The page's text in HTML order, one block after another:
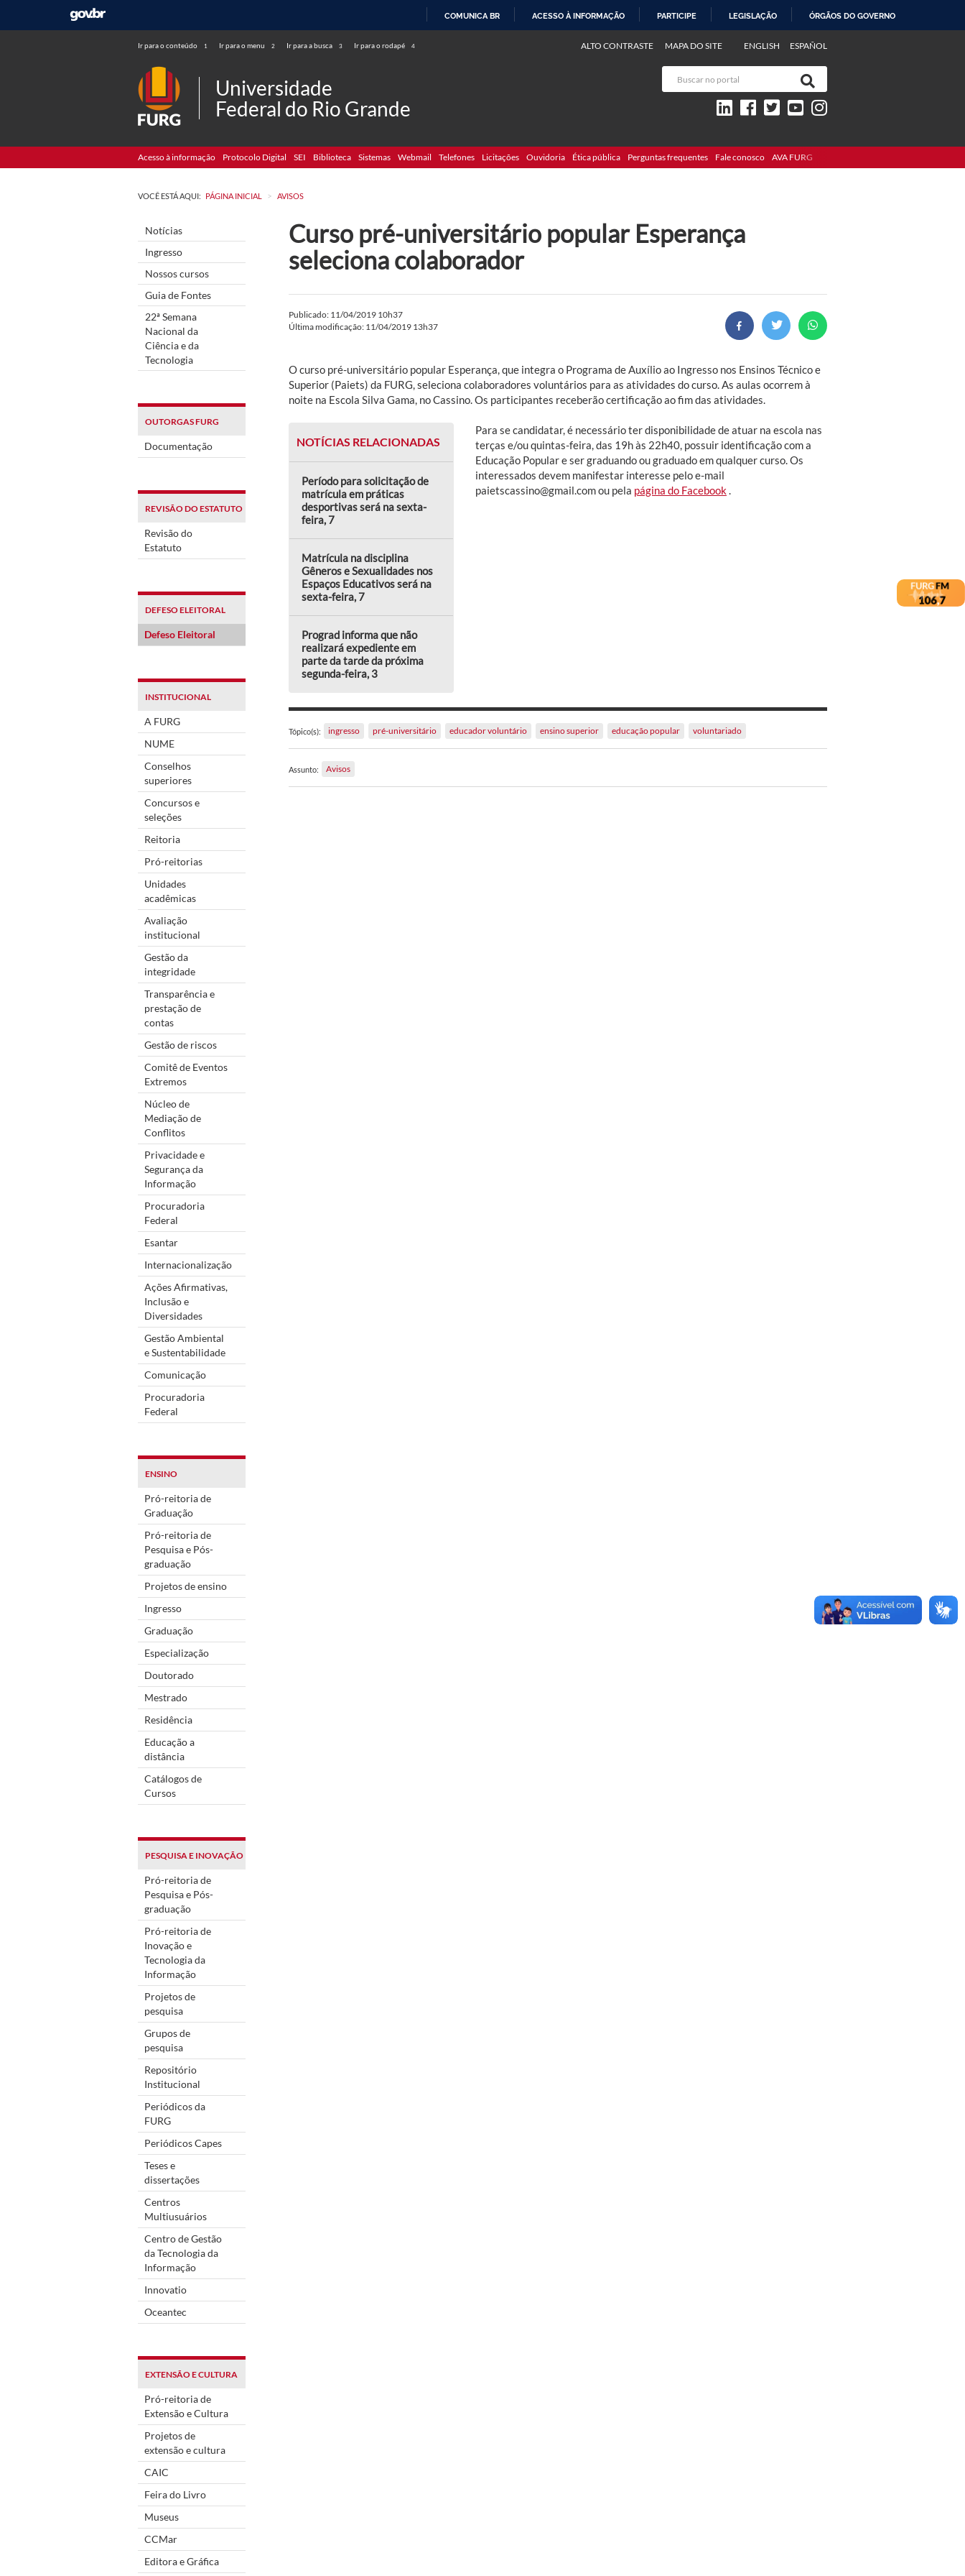
COMUNICA BR ACESSO À INFORMAÇÃO PARTICIPE LEGISLAÇÃO ÓRGÃOS DO GOVERNO
Ir para o conteúdo 1 Ir para o menu 2 Ir para a busca 3 Ir para o rodapé 4 ENGLISH ESPAÑOL
ALTO CONTRASTE MAPA DO SITE
Universidade
Federal do Rio Grande
Acesso à informação Protocolo Digital SEI Biblioteca Sistemas Webmail Telefones Licitações Ouvidoria Ética pública Perguntas frequentes Fale conosco AVA FURG
VOCÊ ESTÁ AQUI: PÁGINA INICIAL > AVISOS
Notícias
Ingresso
Nossos cursos
Guia de Fontes
22ª Semana
Nacional da
Ciência e da
Tecnologia
OUTORGAS FURG
Documentação
REVISÃO DO ESTATUTO
Revisão do
Estatuto
DEFESO ELEITORAL
Defeso Eleitoral
INSTITUCIONAL
A FURG
NUME
Conselhos
superiores
Concursos e
seleções
Reitoria
Pró-reitorias
Unidades
acadêmicas
Avaliação
institucional
Gestão da
integridade
Transparência e
prestação de
contas
Gestão de riscos
Comitê de Eventos
Extremos
Núcleo de
Mediação de
Conflitos
Privacidade e
Segurança da
Informação
Procuradoria
Federal
Esantar
Internacionalização
Ações Afirmativas,
Inclusão e
Diversidades
Gestão Ambiental
e Sustentabilidade
Comunicação
Procuradoria
Federal
ENSINO
Pró-reitoria de
Graduação
Pró-reitoria de
Pesquisa e Pós-
graduação
Projetos de ensino
Ingresso
Graduação
Especialização
Doutorado
Mestrado
Residência
Educação a
distância
Catálogos de
Cursos
PESQUISA E INOVAÇÃO
Pró-reitoria de
Pesquisa e Pós-
graduação
Pró-reitoria de
Inovação e
Tecnologia da
Informação
Projetos de
pesquisa
Grupos de
pesquisa
Repositório
Institucional
Periódicos da
FURG
Periódicos Capes
Teses e
dissertações
Centros
Multiusuários
Centro de Gestão
da Tecnologia da
Informação
Innovatio
Oceantec
EXTENSÃO E CULTURA
Pró-reitoria de
Extensão e Cultura
Projetos de
extensão e cultura
CAIC
Feira do Livro
Museus
CCMar
Editora e Gráfica
Curso pré-universitário popular Esperança
seleciona colaborador
Publicado: 11/04/2019 10h37
Última modificação: 11/04/2019 13h37
O curso pré-universitário popular Esperança, que integra o Programa de Auxílio ao Ingresso nos Ensinos Técnico e
Superior (Paiets) da FURG, seleciona colaboradores voluntários para as atividades do curso. As aulas ocorrem à
noite na Escola Silva Gama, no Cassino. Os participantes receberão certificação ao fim das atividades.
NOTÍCIAS RELACIONADAS
Período para solicitação de
matrícula em práticas
desportivas será na sexta-
feira, 7
Matrícula na disciplina
Gêneros e Sexualidades nos
Espaços Educativos será na
sexta-feira, 7
Prograd informa que não
realizará expediente em
parte da tarde da próxima
segunda-feira, 3
Para se candidatar, é necessário ter disponibilidade de atuar na escola nas
terças e/ou quintas-feira, das 19h às 22h40, possuir identificação com a
Educação Popular e ser graduando ou graduado em qualquer curso. Os
interessados devem manifestar interesse pelo e-mail
paietscassino@gmail.com ou pela página do Facebook
Tópico(s): ingresso pré-universitário educador voluntário ensino superior educação popular voluntariado
Assunto: Avisos